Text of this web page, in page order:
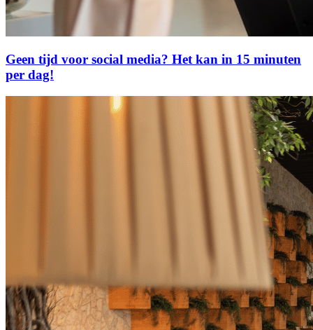
Geen tijd voor social media? Het kan in 15 minuten
per dag!